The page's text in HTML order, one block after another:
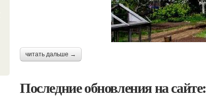
читать дальше →
Последние обновления на сайте: